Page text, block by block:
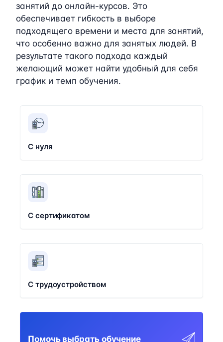
занятий до онлайн-курсов. Это
обеспечивает гибкость в выборе
подходящего времени и места для занятий,
что особенно важно для занятых людей. В
результате такого подхода каждый
желающий может найти удобный для себя
график и темп обучения.
С нуля
С сертификатом
С трудоустройством
Помочь выбрать обучение